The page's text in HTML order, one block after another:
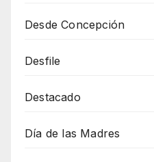
Desde Concepción
Desfile
Destacado
Día de las Madres